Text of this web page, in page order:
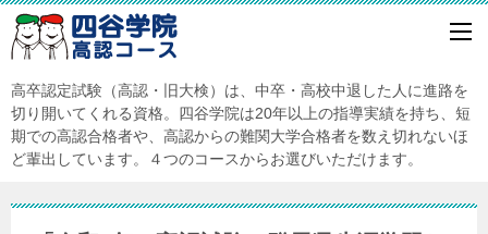
高卒認定試験（高認・旧大検）は、中卒・高校中退した人に進路を
切り開いてくれる資格。四谷学院は20年以上の指導実績を持ち、短
期での高認合格者や、高認からの難関大学合格者を数え切れないほ
ど輩出しています。４つのコースからお選びいただけます。